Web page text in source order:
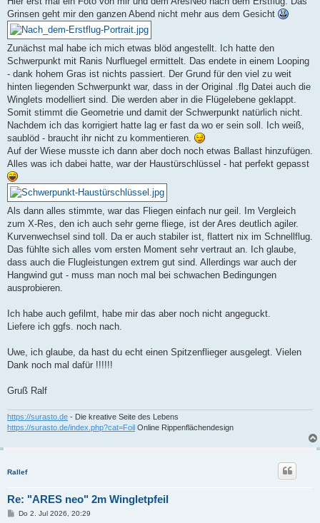
Grinsen geht mir den ganzen Abend nicht mehr aus dem Gesicht
Zunächst mal habe ich mich etwas blöd angestellt. Ich hatte den
Schwerpunkt mit Ranis Nurfluegel ermittelt. Das endete in einem Looping
- dank hohem Gras ist nichts passiert. Der Grund für den viel zu weit
hinten liegenden Schwerpunkt war, dass in der Original .flg Datei auch die
Winglets modelliert sind. Die werden aber in die Flügelebene geklappt.
Somit stimmt die Geometrie und damit der Schwerpunkt natürlich nicht.
Nachdem ich das korrigiert hatte lag er fast da wo er sein soll. Ich weiß,
saublöd - braucht ihr nicht zu kommentieren.
Auf der Wiese musste ich dann aber doch noch etwas Ballast hinzufügen.
Alles was ich dabei hatte, war der Haustürschlüssel - hat perfekt gepasst
Als dann alles stimmte, war das Fliegen einfach nur geil. Im Vergleich
zum X-Res, den ich auch sehr gerne fliege, ist der Ares deutlich agiler.
Kurvenwechsel sind toll. Da er auch stabiler ist, flattert nix im Schnellflug.
Das fühlte sich alles vom ersten Moment sehr vertraut an. Ich glaube,
dass auch die Flugleistungen extrem gut sind. Allerdings war auch der
Hangwind gut - muss man noch mal bei schwachen Bedingungen
ausprobieren.
Ich habe auch gefilmt, habe mir das aber noch nicht angeguckt.
Liefere ich ggfs. noch nach.
Uwe, ich glaube, da hast du echt einen Spitzenflieger ausgelegt. Vielen
Dank noch mal dafür !!!!!!
Gruß Ralf
https://surasto.de - Die kreative Seite des Lebens
https://surasto.de/index.php?cat=Foil Online Rippenflächendesign
Rallef
Re: "ARES neo" 2m Wingletpfeil
BDo 2. Jul 2026, 20:29